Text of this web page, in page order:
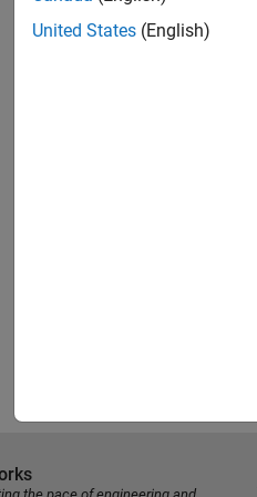
United States (English)